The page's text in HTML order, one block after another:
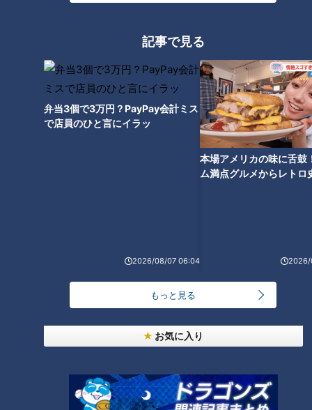
記事で見る
弁当3個で3万円？PayPay会計ミス
で店員のひと言にイラッ
2026/08/07 06:04
本場アメリカの味に舌鼓
ム満点グルメからレトロ
2026/
もっと見る
お気に入り
CBCテレビ『花咲かタイムズ』推しタビ
中でもオーナーが栽培する唐辛子“ハラペーニョ”を使ったグル
メが大ヒット！マイルドな辛みと酸味のバランスが抜群の調味
料『ペーニョポンズ』(380円／50g)が買えるのはもちろん、
その『ペーニョポンズ』を使った『ペーニョポンズ焼きそばプ
CBCテレビ『花咲かタイムズ』推しタビ